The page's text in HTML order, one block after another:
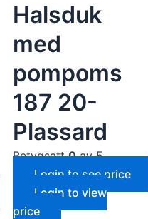
Halsduk
med
pompoms
187 20-
Plassard
Betygsatt0av 5
Login to see price
Login to view
price